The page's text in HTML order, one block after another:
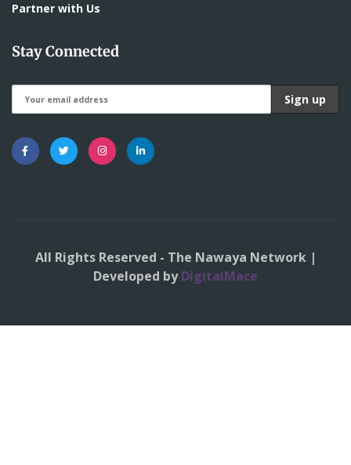
Partner with Us
Stay Connected
All Rights Reserved - The Nawaya Network |
Developed byDigitalMace